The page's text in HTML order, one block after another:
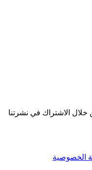
الاشتراك في نشرتنا